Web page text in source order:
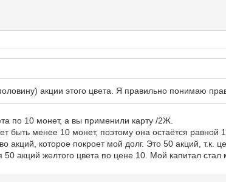
акции этого цвета. Я правильно понимаю
по 10 монет, а вы применили карту /2Ж.
быть менее 10 монет, поэтому она остаётся
акций, которое покроет мой долг. Это 50 акций,
акций желтого цвета по цене 10. Мой капитал